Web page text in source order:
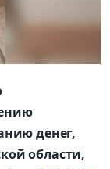
денег,
области,